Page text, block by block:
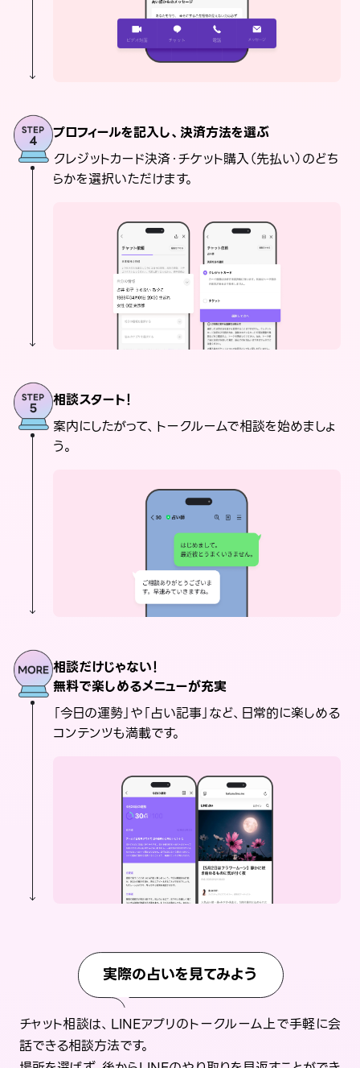
プロフィールを記入し、決済方法を選ぶ
クレジットカード決済・チケット購入（先払い）のどち
らかを選択いただけます。
相談スタート！
案内にしたがって、トークルームで相談を始めましょ
う。
相談だけじゃない！
無料で楽しめるメニューが充実
「今日の運勢」や「占い記事」など、日常的に楽しめる
コンテンツも満載です。
実際の占いを見てみよう
チャット相談は、LINEアプリのトークルーム上で手軽に会
話できる相談方法です。